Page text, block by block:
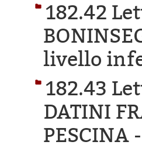
182.42
livello
182.43
DATINI
PESCINA -